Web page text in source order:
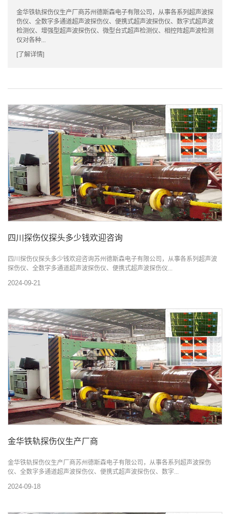
金华铁轨探伤仪生产厂商苏州德斯森电子有限公司，从事各系列超声波探
伤仪、全数字多通道超声波探伤仪、便携式超声波探伤仪、数字式超声波
检测仪、增强型超声波探伤仪、微型台式超声检测仪、相控阵超声波检测
仪对各种...
[了解详情]
四川探伤仪探头多少钱欢迎咨询
四川探伤仪探头多少钱欢迎咨询苏州德斯森电子有限公司，从事各系列超声波
探伤仪、全数字多通道超声波探伤仪、便携式超声波探伤仪...
2024-09-21
金华铁轨探伤仪生产厂商
金华铁轨探伤仪生产厂商苏州德斯森电子有限公司，从事各系列超声波探伤
仪、全数字多通道超声波探伤仪、便携式超声波探伤仪、数字...
2024-09-18